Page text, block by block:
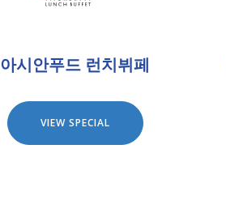
아시안푸드 런치뷔페